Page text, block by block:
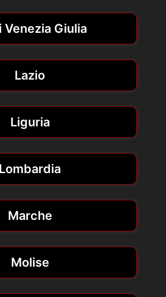
Venezia Giulia
Lazio
Liguria
Lombardia
Marche
Molise